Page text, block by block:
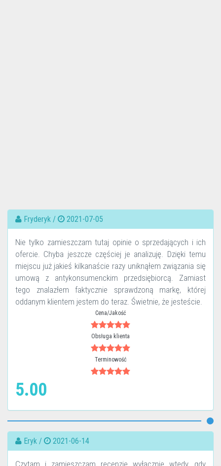
Fryderyk / 2021-07-05
Nie tylko zamieszczam tutaj opinie o sprzedających i ich
ofercie. Chyba jeszcze częściej je analizuję. Dzięki temu
miejscu już jakieś kilkanaście razy uniknąłem związania się
umową z antykonsumenckim przedsiębiorcą. Zamiast
tego znalazłem faktycznie sprawdzoną markę, której
oddanym klientem jestem do teraz. Świetnie, że jesteście.
Cena/Jakość
Obsługa klienta
Terminowość
5.00
Eryk / 2021-06-14
Czytam i zamieszczam recenzje wyłącznie wtedy, gdy